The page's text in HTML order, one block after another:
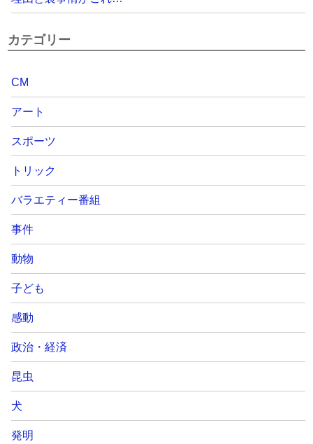
カテゴリー
CM
アート
スポーツ
トリック
バラエティー番組
事件
動物
子ども
感動
政治・経済
昆虫
犬
発明